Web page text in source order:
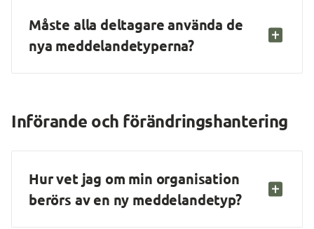
Måste alla deltagare använda de
nya meddelandetyperna?
Införande och förändringshantering
Hur vet jag om min organisation
berörs av en ny meddelandetyp?